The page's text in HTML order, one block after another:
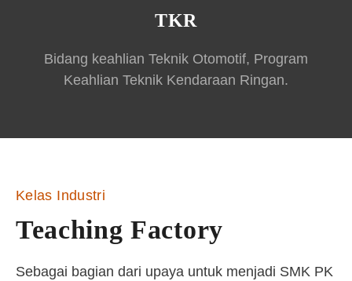
TKR
Bidang keahlian Teknik Otomotif, Program
Keahlian Teknik Kendaraan Ringan.
Kelas Industri
Teaching Factory
Sebagai bagian dari upaya untuk menjadi SMK PK